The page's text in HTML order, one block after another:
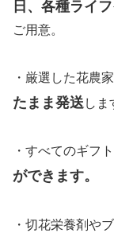
日、各種ライ
ご用意。
・厳選した花農
たまま発送 しま
・すべてのギフ
ができます。
・切花栄養剤や